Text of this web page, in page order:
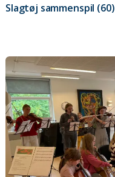
Slagtøj sammenspil (60)